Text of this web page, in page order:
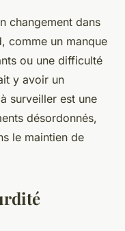
changement dans
comme un manque
ou une difficulté
y avoir un
surveiller est une
désordonnés,
le maintien de